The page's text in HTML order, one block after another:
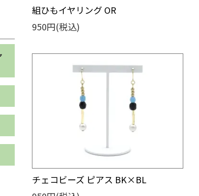
組ひもイヤリング OR
950円(税込)
チェコビーズ ピアス BK×BL